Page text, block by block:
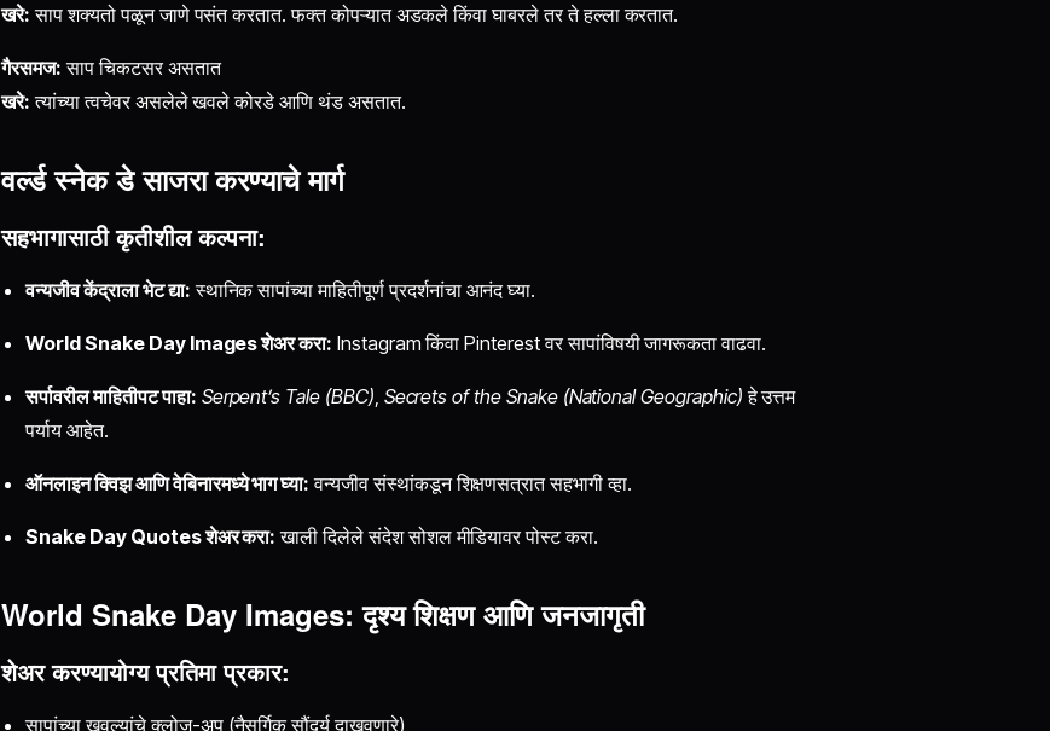
खरे: साप शक्यतो पळून जाणे पसंत करतात. फक्त कोपऱ्यात अडकले किंवा घाबरले तर ते हल्ला करतात.
गैरसमज: साप चिकटसर असतात
खरे: त्यांच्या त्वचेवर असलेले खवले कोरडे आणि थंड असतात.
वर्ल्ड स्नेक डे साजरा करण्याचे मार्ग
सहभागासाठी कृतीशील कल्पना:
वन्यजीव केंद्राला भेट द्या: स्थानिक सापांच्या माहितीपूर्ण प्रदर्शनांचा आनंद घ्या.
World Snake Day Images शेअर करा: Instagram किंवा Pinterest वर सापांविषयी जागरूकता वाढवा.
सर्पावरील माहितीपट पाहा: Serpent’s Tale (BBC) Secrets of the Snake (National Geographic) हे उत्तम
पर्याय आहेत.
ऑनलाइन क्विझ आणि वेबिनारमध्ये भाग घ्या: वन्यजीव संस्थांकडून शिक्षणसत्रात सहभागी व्हा.
Snake Day Quotes शेअर करा: खाली दिलेले संदेश सोशल मीडियावर पोस्ट करा.
World Snake Day Images: दृश्य शिक्षण आणि जनजागृती
शेअर करण्यायोग्य प्रतिमा प्रकार:
सापांच्या खवल्यांचे क्लोज-अप (नैसर्गिक सौंदर्य दाखवणारे)